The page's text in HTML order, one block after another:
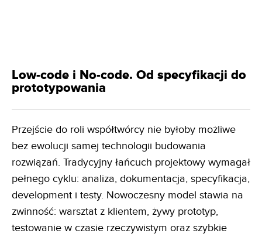
Low-code i No-code. Od specyfikacji do
prototypowania
Przejście do roli współtwórcy nie byłoby możliwe
bez ewolucji samej technologii budowania
rozwiązań. Tradycyjny łańcuch projektowy wymagał
pełnego cyklu: analiza, dokumentacja, specyfikacja,
development i testy. Nowoczesny model stawia na
zwinność: warsztat z klientem, żywy prototyp,
testowanie w czasie rzeczywistym oraz szybkie